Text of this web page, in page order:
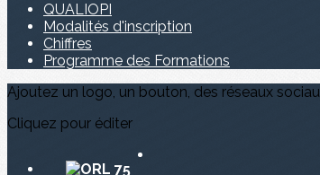
QUALIOPI
Modalités d'inscription
Chiffres
Programme des Formations
Ajoutez un logo, un bouton, des réseaux
Cliquez pour éditer